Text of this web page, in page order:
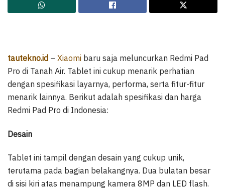
tautekno.id – Xiaomi baru saja meluncurkan Redmi Pad
Pro di Tanah Air. Tablet ini cukup menarik perhatian
dengan spesifikasi layarnya, performa, serta fitur-fitur
menarik lainnya. Berikut adalah spesifikasi dan harga
Redmi Pad Pro di Indonesia:
Desain
Tablet ini tampil dengan desain yang cukup unik,
terutama pada bagian belakangnya. Dua bulatan besar
di sisi kiri atas menampung kamera 8MP dan LED flash.